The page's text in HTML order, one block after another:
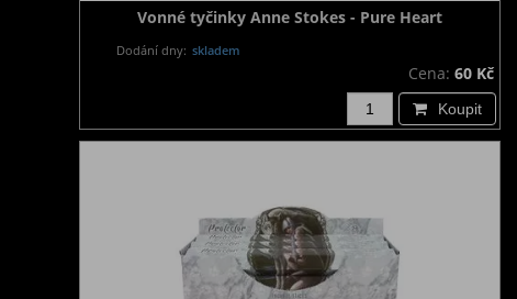
Vonné tyčinky Anne Stokes - Pure Heart
Dodání dny: skladem
Cena: 60 Kč
Koupit